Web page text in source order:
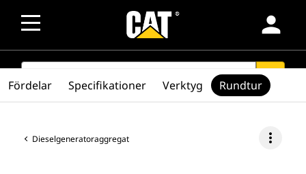
person
SEARCH search
Dieselgeneratoraggregat more_vert
Fördelar Specifikationer Verktyg Rundtur